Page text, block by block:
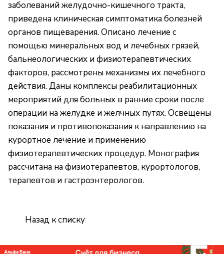
заболеваний желудочно-кишечного тракта,
приведена клиническая симптоматика болезней
органов пищеварения. Описано лечение с
помощью минеральных вод и лечебных грязей,
бальнеологических и физиотерапевтических
факторов, рассмотрены механизмы их лечебного
действия. Даны комплексы реабилитационных
мероприятий для больных в ранние сроки после
операции на желудке и желчных путях. Освещены
показания и противопоказания к направлению на
курортное лечение и применению
физиотерапевтических процедур. Монография
рассчитана на физиотерапевтов, курортологов,
терапевтов и гастроэнтерологов.
Назад к списку